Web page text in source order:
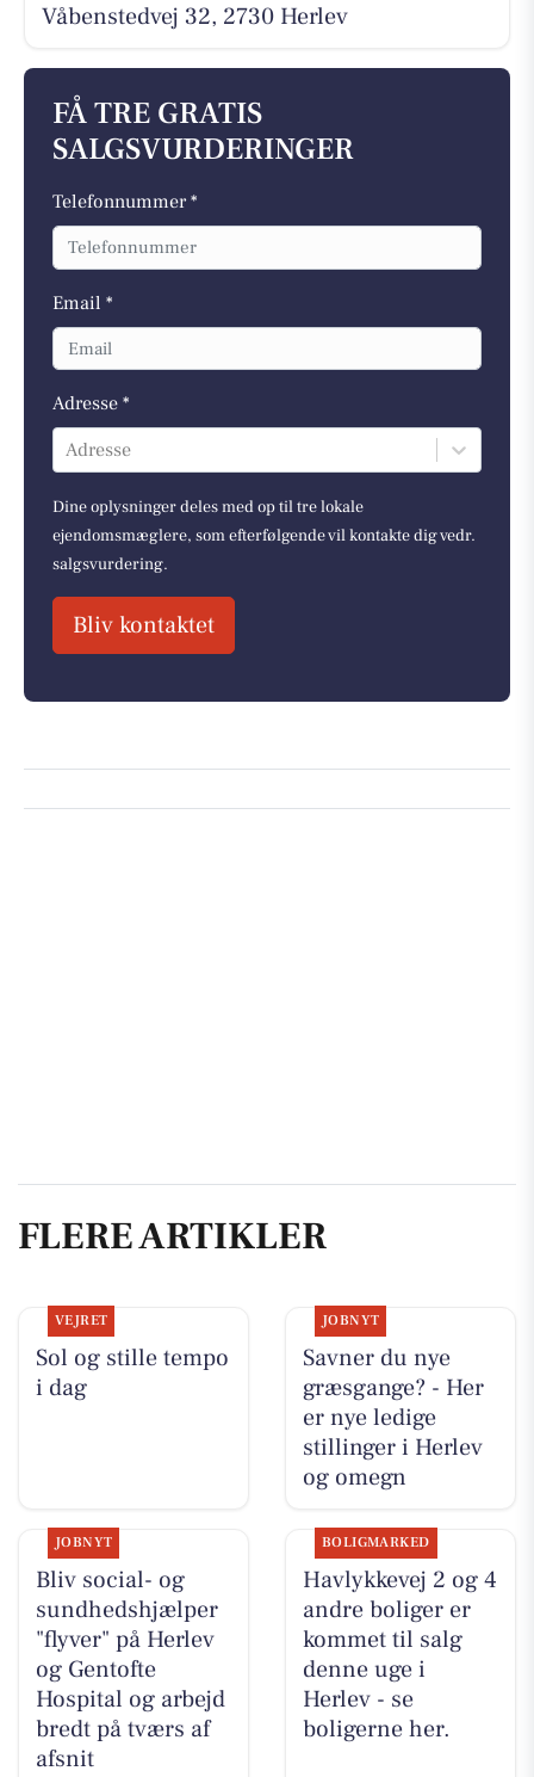
Våbenstedvej 32, 2730 Herlev
FÅ TRE GRATIS
SALGSVURDERINGER
Telefonnummer *
Email *
Adresse *
Adresse
Dine oplysninger deles med op til tre lokale
ejendomsmæglere, som efterfølgende vil kontakte dig vedr.
salgsvurdering.
Bliv kontaktet
FLERE ARTIKLER
VEJRET
Sol og stille tempo
i dag
JOBNYT
Savner du nye
græsgange? - Her
er nye ledige
stillinger i Herlev
og omegn
JOBNYT
Bliv social- og
sundhedshjælper
"flyver" på Herlev
og Gentofte
Hospital og arbejd
bredt på tværs af
afsnit
BOLIGMARKED
Havlykkevej 2 og 4
andre boliger er
kommet til salg
denne uge i
Herlev - se
boligerne her.